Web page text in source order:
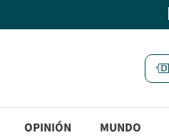
OPINIÓN MUNDO